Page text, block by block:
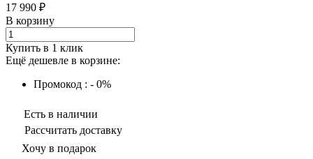
17 990 ₽
В корзину
Купить в 1 клик
Ещё дешевле в корзине:
Промокод : - 0%
Есть в наличии
Рассчитать доставку
Хочу в подарок